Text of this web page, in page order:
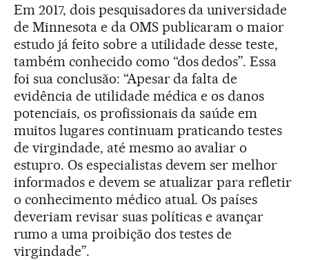
Em 2017, dois pesquisadores da universidade
de Minnesota e da OMS publicaram o maior
estudo já feito sobre a utilidade desse teste,
também conhecido como “dos dedos”. Essa
foi sua conclusão: “Apesar da falta de
evidência de utilidade médica e os danos
potenciais, os profissionais da saúde em
muitos lugares continuam praticando testes
de virgindade, até mesmo ao avaliar o
estupro. Os especialistas devem ser melhor
informados e devem se atualizar para refletir
o conhecimento médico atual. Os países
deveriam revisar suas políticas e avançar
rumo a uma proibição dos testes de
virgindade”.